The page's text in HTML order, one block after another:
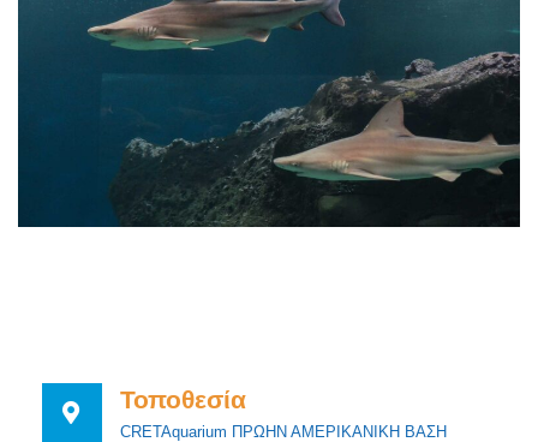
Τοποθεσία
CRETAquarium ΠΡΩΗΝ ΑΜΕΡΙΚΑΝΙΚΗ ΒΑΣΗ